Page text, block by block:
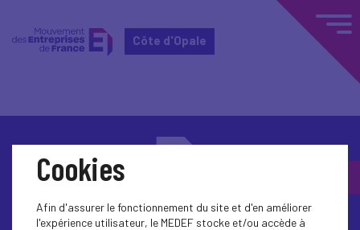
Côte d'Opale
Contactez-nous
Cookies
Afin d'assurer le fonctionnement du site et d'en améliorer
l'expérience utilisateur, le MEDEF stocke et/ou accède à